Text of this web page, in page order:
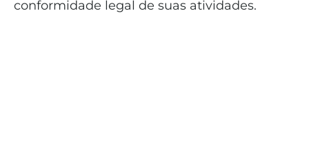
conformidade legal de suas atividades.